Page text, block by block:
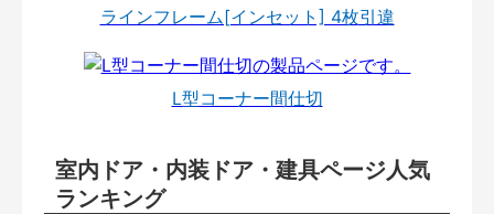
ラインフレーム[インセット] 4枚引違
L型コーナー間仕切
室内ドア・内装ドア・建具ページ人気
ランキング